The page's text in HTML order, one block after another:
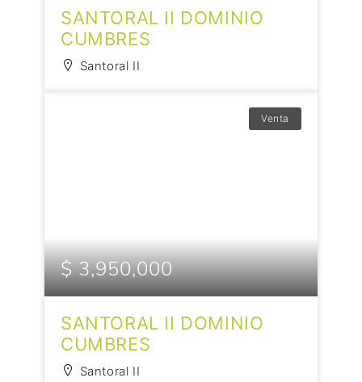
SANTORAL II DOMINIO
CUMBRES
Santoral II
Venta
$ 3,950,000
SANTORAL II DOMINIO
CUMBRES
Santoral II